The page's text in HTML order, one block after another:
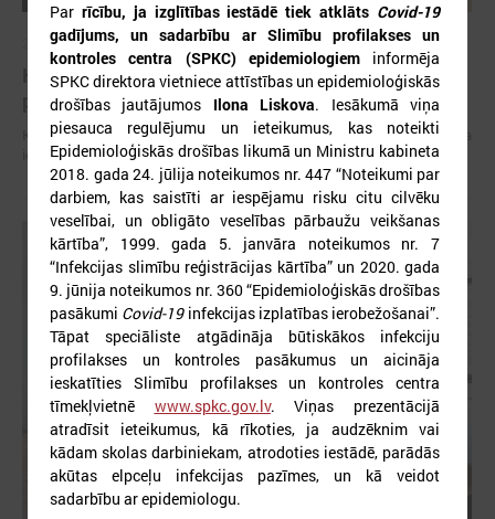
2026. gada 20. aprīlis
Komitejā pārrunā pāridarījumu mazināšanas
pieredzi skolās un atbalsta iespējas bērniem
Komitejā pārrunā pāridarījumu mazināšanas pieredzi skolās un atbalsta
iespējas bērniem
Par rīcību, ja izglītības iestādē tiek atklāts Covid-19
gadījums, un sadarbību ar Slimību profilakses un
kontroles centra (SPKC) epidemiologieminformēja
SPKC direktora vietniece attīstības un epidemioloģiskās
drošības jautājumos Ilona Liskova. Iesākumā viņa
piesauca regulējumu un ieteikumus, kas noteikti
Epidemioloģiskās drošības likumā un Ministru kabineta
2018. gada 24. jūlija noteikumos nr. 447 “Noteikumi par
darbiem, kas saistīti ar iespējamu risku citu cilvēku
veselībai, un obligāto veselības pārbaužu veikšanas
kārtība”, 1999. gada 5. janvāra noteikumos nr. 7
“Infekcijas slimību reģistrācijas kārtība” un 2020. gada
9. jūnija noteikumos nr. 360 “Epidemioloģiskās drošības
pasākumi Covid-19infekcijas izplatības ierobežošanai”.
Tāpat speciāliste atgādināja būtiskākos infekciju
profilakses un kontroles pasākumus un aicināja
ieskatīties Slimību profilakses un kontroles centra
tīmekļvietnē www.spkc.gov.lv. Viņas prezentācijā
atradīsit ieteikumus, kā rīkoties, ja audzēknim vai
kādam skolas darbiniekam, atrodoties iestādē, parādās
akūtas elpceļu infekcijas pazīmes, un kā veidot
sadarbību ar epidemiologu.